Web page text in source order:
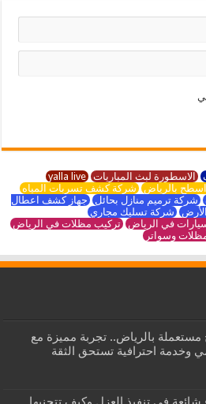
الاسطورة لبث المباريات yalla live
بالرياض شركة كشف تسربات المياه
شركة ترميم منازل بحائل جهاز كشف اعطال
الأرض شركة تسليك مجاري
في الرياض تركيب مظلات في الرياض
وسواتر
بالرياض.. تجربة مميزة مع
وخدمة احترافية تستحق الثقة